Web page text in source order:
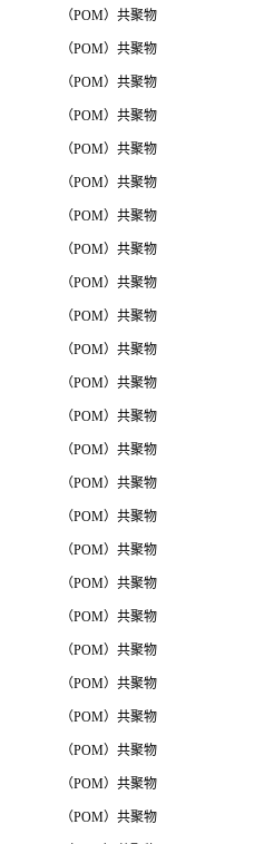
（POM）共聚物
（POM）共聚物
（POM）共聚物
（POM）共聚物
（POM）共聚物
（POM）共聚物
（POM）共聚物
（POM）共聚物
（POM）共聚物
（POM）共聚物
（POM）共聚物
（POM）共聚物
（POM）共聚物
（POM）共聚物
（POM）共聚物
（POM）共聚物
（POM）共聚物
（POM）共聚物
（POM）共聚物
（POM）共聚物
（POM）共聚物
（POM）共聚物
（POM）共聚物
（POM）共聚物
（POM）共聚物